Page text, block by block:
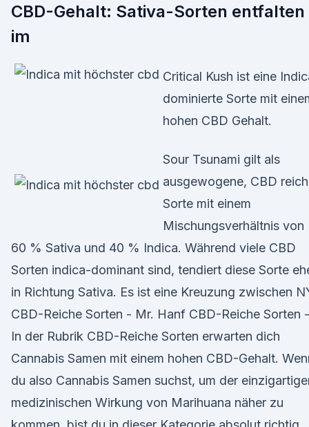
CBD-Gehalt: Sativa-Sorten entfalten
im
Critical Kush ist eine
dominierte Sorte mit
hohen CBD Gehalt.
Sour Tsunami gilt als
ausgewogene, CBD
Sorte mit einem
Mischungsverhältnis von
60 % Sativa und 40 % Indica. Während viele CBD
Sorten indica-dominant sind, tendiert diese Sorte
in Richtung Sativa. Es ist eine Kreuzung zwischen
CBD-Reiche Sorten - Mr. Hanf CBD-Reiche Sorten -
In der Rubrik CBD-Reiche Sorten erwarten dich
Cannabis Samen mit einem hohen CBD-Gehalt.
du also Cannabis Samen suchst, um der
medizinischen Wirkung von Marihuana näher zu